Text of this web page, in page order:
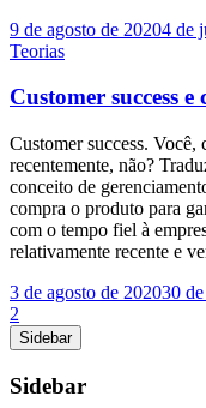
9 de agosto de 20204 de
Teorias
Customer success
Customer success. Você,
recentemente, não?
conceito de
compra o produto para
com o tempo fiel à
relativamente recente e
3 de agosto de 202030
2
Sidebar
Sidebar